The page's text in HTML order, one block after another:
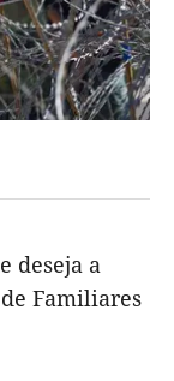
deseja a
Familiares